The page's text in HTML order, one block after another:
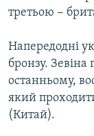
третьою −
Напередодні
бронзу.
останньому,
який
(Китай).